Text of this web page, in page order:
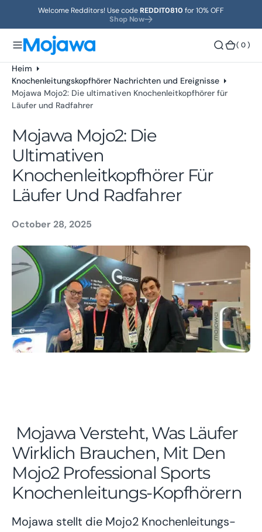
ri
Welcome Redditors! Use codeREDDIT0810 for 10% OFF
Shop Now
( 0 )
Heim
Knochenleitungskopfhörer Nachrichten und Ereignisse
Mojawa Mojo2: Die ultimativen Knochenleitkopfhörer für
Läufer und Radfahrer
Mojawa Mojo2: Die
Ultimativen
Knochenleitkopfhörer Für
Läufer Und Radfahrer
October 28, 2025
Mojawa Versteht, Was Läufer
Wirklich Brauchen, Mit Den
Mojo2 Professional Sports
Knochenleitungs-Kopfhörern
Mojawa stellt die Mojo2 Knochenleitungs-